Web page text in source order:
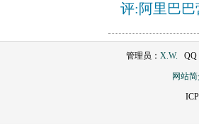
评:阿里巴
管理员： X.W. QQ
网站